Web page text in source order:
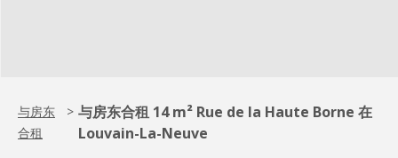
与房东
合租
> 与房东合租 14 m² Rue de la Haute Borne 在
Louvain-La-Neuve